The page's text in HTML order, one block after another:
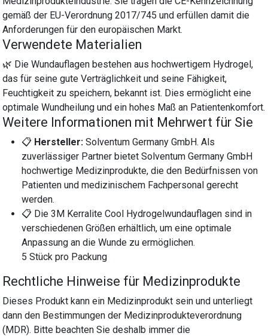
gemäß der EU-Verordnung 2017/745 und erfüllen damit die
Anforderungen für den europäischen Markt.
Verwendete Materialien
🌿 Die Wundauflagen bestehen aus hochwertigem Hydrogel,
das für seine gute Verträglichkeit und seine Fähigkeit,
Feuchtigkeit zu speichern, bekannt ist. Dies ermöglicht eine
optimale Wundheilung und ein hohes Maß an Patientenkomfort.
Weitere Informationen mit Mehrwert für Sie
📋 Hersteller: Solventum Germany GmbH. Als
zuverlässiger Partner bietet Solventum Germany GmbH
hochwertige Medizinprodukte, die den Bedürfnissen von
Patienten und medizinischem Fachpersonal gerecht
werden.
📋 Die 3M Kerralite Cool Hydrogelwundauflagen sind in
verschiedenen Größen erhältlich, um eine optimale
Anpassung an die Wunde zu ermöglichen.
5 Stück pro Packung
Rechtliche Hinweise für Medizinprodukte
Dieses Produkt kann ein Medizinprodukt sein und unterliegt
dann den Bestimmungen der Medizinprodukteverordnung
(MDR). Bitte beachten Sie deshalb immer die